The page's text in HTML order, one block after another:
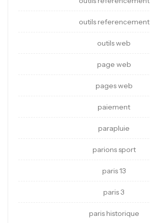
outils referencement
outils web
page web
pages web
paiement
parapluie
parions sport
paris 13
paris 3
paris historique